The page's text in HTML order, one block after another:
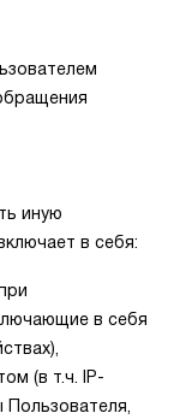
иную
в себя:
в себя
(в т.ч. IP-